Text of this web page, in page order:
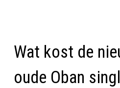
Wat kost de
oude Oban